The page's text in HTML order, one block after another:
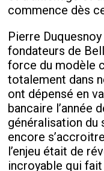
commence dès
Pierre
fondateurs de
force du modèle
totalement dans
ont dépensé en
bancaire l’année
généralisation du
encore
l’enjeu était de
incroyable qui